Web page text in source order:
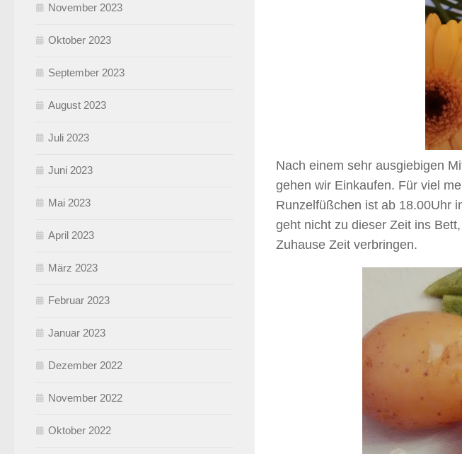
Nach einem sehr ausgiebigen
gehen wir Einkaufen. Für viel
Runzelfüßchen ist ab 18.00Uhr
geht nicht zu dieser Zeit ins
Zuhause Zeit verbringen.
November 2023
Oktober 2023
September 2023
August 2023
Juli 2023
Juni 2023
Mai 2023
April 2023
März 2023
Februar 2023
Januar 2023
Dezember 2022
November 2022
Oktober 2022